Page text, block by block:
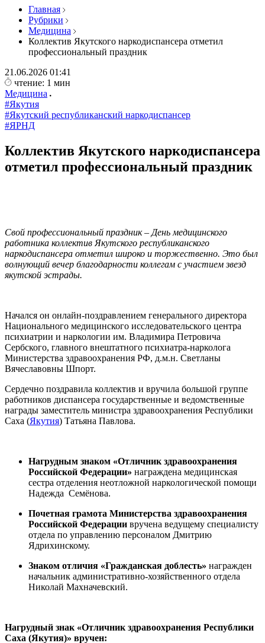
Главная
Рубрики
Медицина
Коллектив Якутского наркодиспансера отметил
профессиональный праздник
21.06.2026 01:41
чтение: 1 мин
Медицина
#Якутия
#Якутский республиканский наркодиспансер
#ЯРНД
Коллектив Якутского наркодиспансера
отметил профессиональный праздник
Свой профессиональный праздник – День медицинского
работника коллектив Якутского республиканского
наркодиспансера отметил широко и торжественно. Это был
волнующий вечер благодарности коллегам с участием звезд
якутской эстрады.
Начался он онлайн-поздравлением генерального директора
Национального медицинского исследовательского центра
психиатрии и наркологии им. Владимира Петровича
Сербского, главного внештатного психиатра-нарколога
Министерства здравоохранения РФ, д.м.н. Светланы
Вячеславовны Шпорт.
Сердечно поздравила коллектив и вручила большой группе
работников диспансера государственные и ведомственные
награды заместитель министра здравоохранения Республики
Саха (Якутия) Татьяна Павлова.
Нагрудным знаком «Отличник здравоохранения
Российской Федерации» награждена медицинская
сестра отделения неотложной наркологической помощи
Надежда Семёнова.
Почетная грамота Министерства здравоохранения
Российской Федерации вручена ведущему специалисту
отдела по управлению персоналом Дмитрию
Ядрихинскому.
Знаком отличия «Гражданская доблесть» награжден
начальник административно-хозяйственного отдела
Николай Махначевский.
Нагрудный знак «Отличник здравоохранения Республики
Саха (Якутия)» вручен: